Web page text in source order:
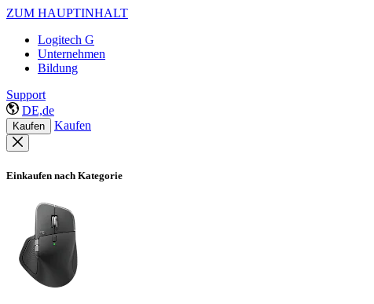
ZUM HAUPTINHALT
Logitech G
Unternehmen
Bildung
Support
DE,de
Kaufen Kaufen
Einkaufen nach Kategorie